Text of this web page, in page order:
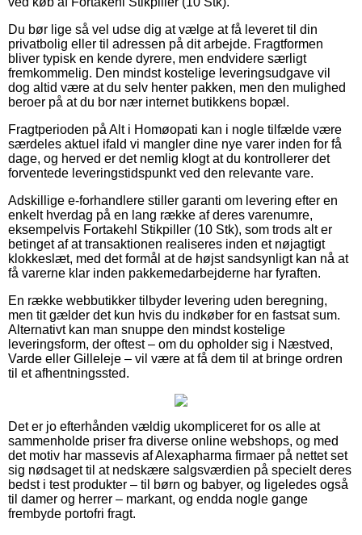
Du bør lige så vel udse dig at vælge at få leveret til din
privatbolig eller til adressen på dit arbejde. Fragtformen
bliver typisk en kende dyrere, men endvidere særligt
fremkommelig. Den mindst kostelige leveringsudgave vil
dog altid være at du selv henter pakken, men den mulighed
beroer på at du bor nær internet butikkens bopæl.
Fragtperioden på Alt i Homøopati kan i nogle tilfælde være
særdeles aktuel ifald vi mangler dine nye varer inden for få
dage, og herved er det nemlig klogt at du kontrollerer det
forventede leveringstidspunkt ved den relevante vare.
Adskillige e-forhandlere stiller garanti om levering efter en
enkelt hverdag på en lang række af deres varenumre,
eksempelvis Fortakehl Stikpiller (10 Stk), som trods alt er
betinget af at transaktionen realiseres inden et nøjagtigt
klokkeslæt, med det formål at de højst sandsynligt kan nå at
få varerne klar inden pakkemedarbejderne har fyraften.
En række webbutikker tilbyder levering uden beregning,
men tit gælder det kun hvis du indkøber for en fastsat sum.
Alternativt kan man snuppe den mindst kostelige
leveringsform, der oftest – om du opholder sig i Næstved,
Varde eller Gilleleje – vil være at få dem til at bringe ordren
til et afhentningssted.
Det er jo efterhånden vældig ukompliceret for os alle at
sammenholde priser fra diverse online webshops, og med
det motiv har massevis af Alexapharma firmaer på nettet set
sig nødsaget til at nedskære salgsværdien på specielt deres
bedst i test produkter – til børn og babyer, og ligeledes også
til damer og herrer – markant, og endda nogle gange
frembyde portofri fragt.